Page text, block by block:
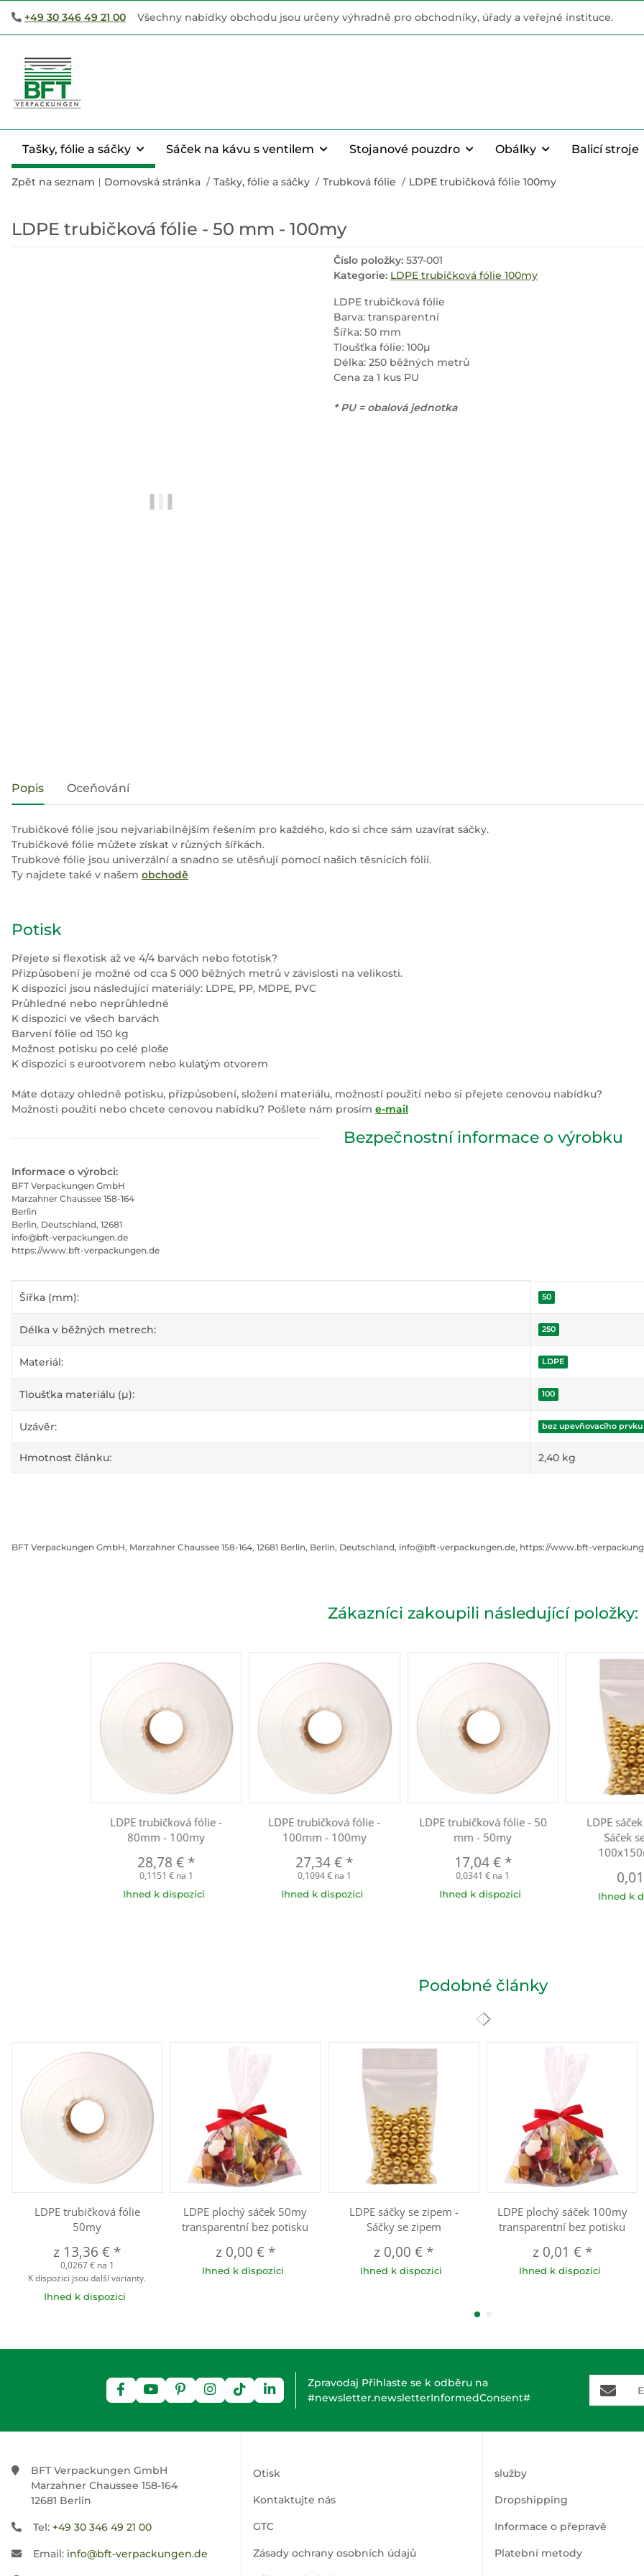
+49 30 346 49 21 00 Všechny nabídky obchodu jsou určeny výhradně pro obchodníky, úřady a veřejné instituce.
Tašky, fólie a sáčky Sáček na kávu s ventilem Stojanové pouzdro Obálky Balicí stroje
Zpět na seznam Domovská stránka Tašky, fólie a sáčky Trubková fólie LDPE trubičková fólie 100my
LDPE trubičková fólie - 50 mm - 100my
Číslo položky: 537-001
Kategorie: LDPE trubičková fólie 100my
LDPE trubičková fólie
Barva: transparentní
Šířka: 50 mm
Tloušťka fólie: 100µ
Délka: 250 běžných metrů
Cena za 1 kus PU
* PU = obalová jednotka
Popis Oceňování
Trubičkové fólie jsou nejvariabilnějším řešením pro každého, kdo si chce sám uzavírat sáčky.
Trubičkové fólie můžete získat v různých šířkách.
Trubkové fólie jsou univerzální a snadno se utěsňují pomocí našich těsnicích fólií.
Ty najdete také v našem obchodě
Potisk
Přejete si flexotisk až ve 4/4 barvách nebo fototisk?
Přizpůsobení je možné od cca 5 000 běžných metrů v závislosti na velikosti.
K dispozici jsou následující materiály: LDPE, PP, MDPE, PVC
Průhledné nebo neprůhledné
K dispozici ve všech barvách
Barvení fólie od 150 kg
Možnost potisku po celé ploše
K dispozici s eurootvorem nebo kulatým otvorem
Máte dotazy ohledně potisku, přizpůsobení, složení materiálu, možností použití nebo si přejete cenovou nabídku?
Možnosti použití nebo chcete cenovou nabídku? Pošlete nám prosím e-mail
Bezpečnostní informace o výrobku
Informace o výrobci:
BFT Verpackungen GmbH
Marzahner Chaussee 158-164
Berlin
Berlin, Deutschland, 12681
info@bft-verpackungen.de
https://www.bft-verpackungen.de
#productDetails.itemInformation#
#productDetails.itemValue#
Šířka (mm): 50
Délka v běžných metrech: 250
Materiál: LDPE
Tloušťka materiálu (µ): 100
Uzávěr: bez upevňovacího prvku
Hmotnost článku: 2,40 kg
BFT Verpackungen GmbH, Marzahner Chaussee 158-164, 12681 Berlin, Berlin, Deutschland, info@bft-verpackungen.de, https://www.bft-
Zákazníci zakoupili následující položky:
LDPE trubičková fólie -
80mm - 100my
28,78 € *
0,1151 € na 1
Ihned k dispozici
LDPE trubičková fólie -
100mm - 100my
27,34 € *
0,1094 € na 1
Ihned k dispozici
LDPE trubičková fólie - 50
mm - 50my
17,04 € *
0,0341 € na 1
Ihned k dispozici
LDPE
Sáček
Ihned k
Podobné články
LDPE trubičková fólie
50my
z 13,36 € *
0,0267 € na 1
K dispozici jsou další varianty.
Ihned k dispozici
LDPE plochý sáček 50my
transparentní bez potisku
z 0,00 € *
Ihned k dispozici
LDPE sáčky se zipem -
Sáčky se zipem
z 0,00 € *
Ihned k dispozici
LDPE plochý sáček 100my
transparentní bez potisku
z 0,01 € *
Ihned k dispozici
Zpravodaj Přihlaste se k odběru na
#newsletter.newsletterInformedConsent#
E-Mail-
BFT Verpackungen GmbH
Marzahner Chaussee 158-164
12681 Berlin
Tel: +49 30 346 49 21 00
Email: info@bft-verpackungen.de
Otisk
Kontaktujte nás
GTC
Zásady ochrany osobních údajů
služby
Dropshipping
Informace o přepravě
Platební metody